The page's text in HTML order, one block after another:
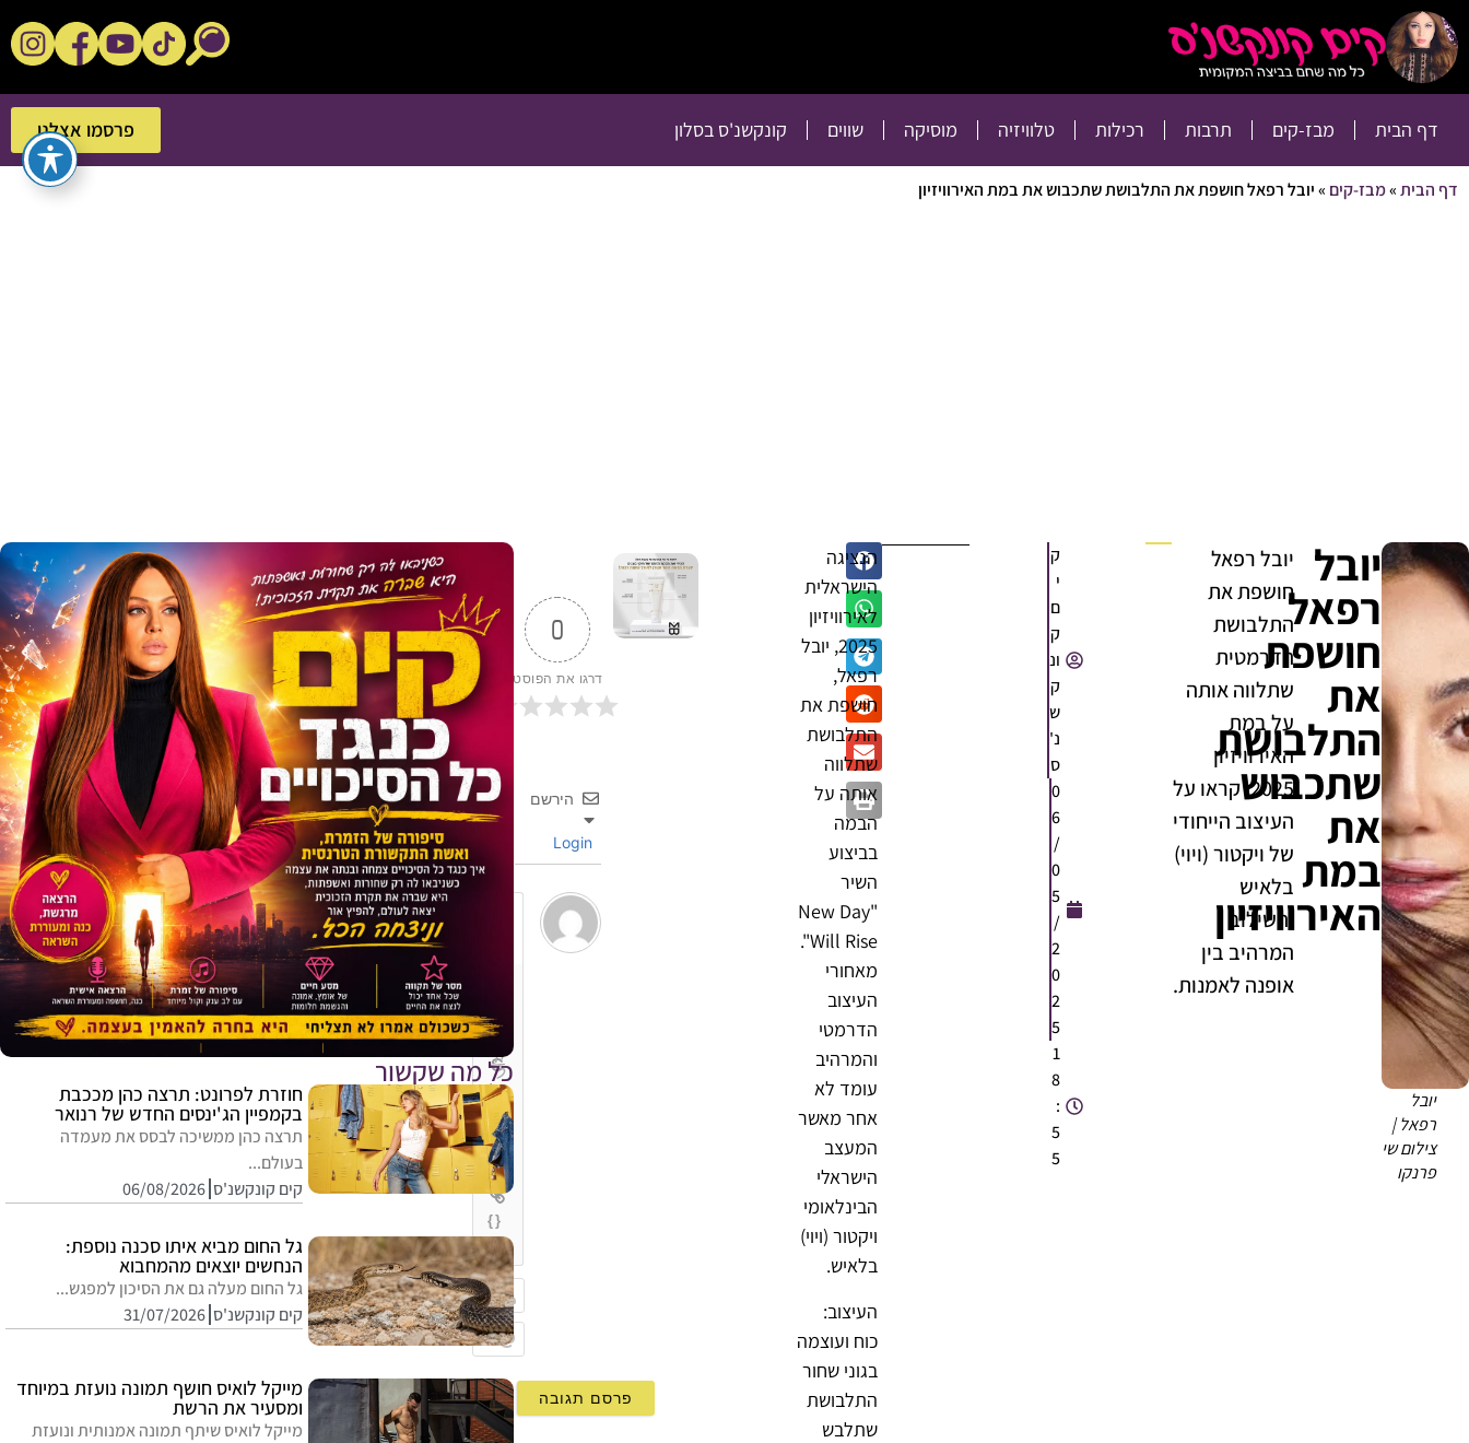
דף הבית מבז-קים תרבות רכילות טלוויזיה מוסיקה שווים קונקשנ'ס בסלון פרסמו אצלנו
פרסמו אצלנו
דף הבית»מבז-קים »יובל רפאל חושפת את התלבושת שתכבוש את במת האירוויזיון
יובל
רפאל |
צילום שי
פרנקו
יובל
רפאל
חושפת
את
התלבושת
שתכבוש
את
במת
האירוויזיון
יובל רפאל
חושפת את
התלבושת
הדרמטית
שתלווה אותה
על במת
האירוויזיון
2025. קראו על
העיצוב הייחודי
של ויקטור (ויוי)
בלאיש
והשילוב
המרהיב בין
אופנה לאמנות.
ק
י
ם
ק
ונ
ק
ש
נ'
ס
0
6
/
0
5
/
2
0
2
5
1
8
:
5
5
הנציגה
הישראלית
לאירוויזיון
2025, יובל
רפאל,
חושפת את
התלבושת
שתלווה
אותה על
הבמה
בביצוע
השיר
"New Day
Will Rise".
מאחורי
העיצוב
הדרמטי
והמרהיב
עומד לא
אחר מאשר
המעצב
הישראלי
הבינלאומי
ויקטור (ויוי)
בלאיש.
העיצוב:
כוח ועוצמה
בגוני שחור
התלבושת
שתלבש
0
דרגו את הפוסט
הירשם
{}
[+]
שם
כל מה שקשור
חוזרת לפרונט: תרצה כהן מככבת
בקמפיין הג'ינסים החדש של רנואר
תרצה כהן ממשיכה לבסס את מעמדה
בעולם...
קים קונקשנ'ס 06/08/2026
גל החום מביא איתו סכנה נוספת:
הנחשים יוצאים מהמחבוא
גל החום מעלה גם את הסיכון למפגש...
קים קונקשנ'ס 31/07/2026
מייקל לואיס חושף תמונה נועזת במיוחד
ומסעיר את הרשת
מייקל לואיס שיתף תמונה אמנותית ונועזת